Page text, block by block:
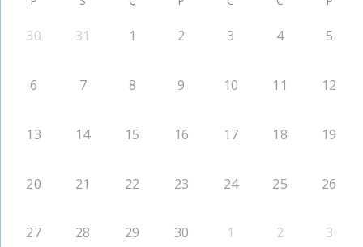
30 31 1 2 3 4 5
6 7 8 9 10 11 12
13 14 15 16 17 18 19
20 21 22 23 24 25 26
27 28 29 30 1 2 3